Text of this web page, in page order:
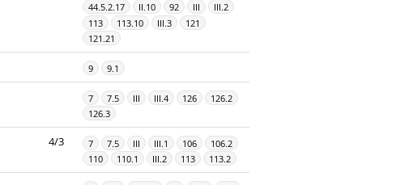
44.5.2.17
II.10 92 III
III.2
113
113.10 III.3
121
121.21
9 9.1
7 7.5 III III.4 126
126.2
126.3
4/3 7 7.5 III III.1 106
106.2
110
110.1 III.2 113 113.2